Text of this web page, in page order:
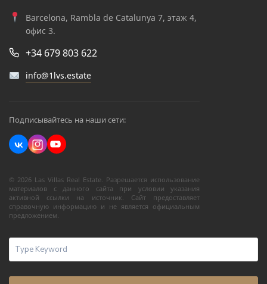
Barcelona, Rambla de Catalunya 7, этаж 4,
офис 3.
+34 679 803 622
info@1lvs.estate
Подписывайтесь на наши сети:
© 2026 Las Villas Real Estate. Разрешается использование
материалов с данного сайта при условии указания
активной ссылки на источник. Сайт предоставляет
справочную информацию и не является официальным
предложением.